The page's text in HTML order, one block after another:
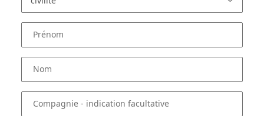
Prénom
Nom
Compagnie - indication facultative